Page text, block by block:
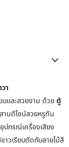
า
และสวยงาม ด้วยตู้
นดีไซน์สวยหรูทัน
ปกรณ์เครื่องเสียง
าวเรียบตัดกับลายไม้สี